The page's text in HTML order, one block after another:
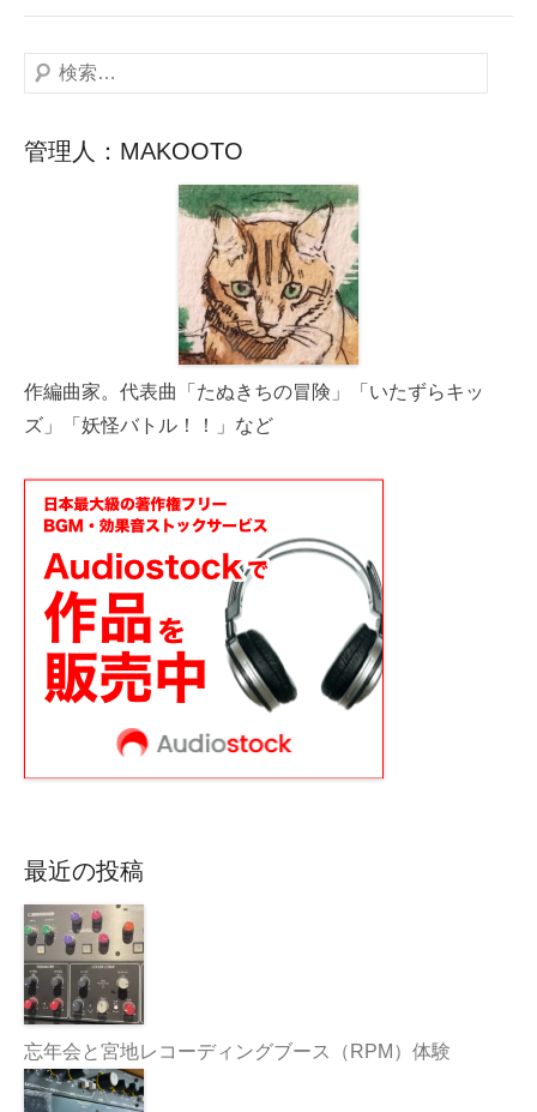
検
管理人：MAKOOTO
作編曲家。代表曲「たぬきちの冒険」「いたずらキッ
ズ」「妖怪バトル！！」など
最近の投稿
忘年会と宮地レコーディングブース（RPM）体験